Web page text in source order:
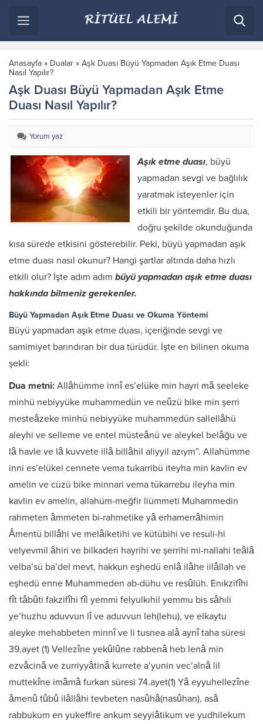
Anasayfa » Dualar » Aşk Duası Büyü Yapmadan Aşık Etme Duası
Nasıl Yapılır?
Aşk Duası Büyü Yapmadan Aşık Etme
Duası Nasıl Yapılır?
Yorum yaz
Aşık etme duası, büyü
yapmadan sevgi ve bağlılık
yaratmak isteyenler için
etkili bir yöntemdir. Bu dua,
doğru şekilde okunduğunda
kısa sürede etkisini gösterebilir. Peki, büyü yapmadan aşık
etme duası nasıl okunur? Hangi şartlar altında daha hızlı
etkili olur? İşte adım adım büyü yapmadan aşık etme duası
hakkında bilmeniz gerekenler.
Büyü Yapmadan Aşık Etme Duası ve Okuma Yöntemi
Büyü yapmadan aşık etme duası, içeriğinde sevgi ve
samimiyet barındıran bir dua türüdür. İşte en bilinen okuma
şekli:
Dua metni: Allâhümme innî es’elüke min hayri mâ seeleke
minhü nebiyyüke muhammedün ve neûzü bike min şerri
mesteâzeke minhü nebiyyüke muhammedün sallellâhü
aleyhi ve selleme ve entel müsteânü ve aleykel belâğu ve
lâ havle ve lâ kuvvete illâ billâhil aliyyil azıym”. Allahümme
inni es’elükel cennete vema tukarribü iteyha min kavlin ev
amelin ve cüzü bike minnari vema tükarrebu ileyha min
kavlin ev amelin, allahüm-meğfir liümmeti Muhammedin
rahmeten âmmeten bi-rahmetike yâ erhamerrâhimin
Âmentü billâhi ve melâiketihi ve kütübihi ve resuli-hi
velyevmil âhiri ve bilkaderi hayrihi ve şerrihi mi-nallahi teâlâ
velba’sü ba’del mevt, hakkun eşhedü enlâ ilâhe iilâllah ve
eşhedü enne Muhammeden ab-dühu ve resûlüh. Enıkzifîhi
fît tâbûti fakzifîhi fîl yemmi felyulkıhil yemmu bis sâhıli
ye’huzhu aduvvun lî ve aduvvun leh(lehu), ve elkaytu
aleyke mehabbeten minnî ve li tusnea alâ aynî taha süresi
39.ayet (1) Vellezîne yekûlûne rabbenâ heb lenâ min
ezvâcinâ ve zurriyyâtinâ kurrete a’yunin vec’alnâ lil
muttekîne imâmâ furkan süresi 74.ayet(1) Yâ eyyuhellezîne
âmenû tûbû ilâllâhi tevbeten nasûhâ(nasûhan), asâ
rabbukum en yukeffire ankum seyyiâtikum ve yudhilekum